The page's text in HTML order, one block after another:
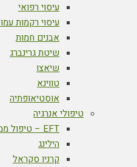
עיסוי רפואי
עיסוי רקמות עמוק
אבנים חמות
שיטת גרינברג
שיאצו
טווינא
אוסטיאופתיה
טיפולי אנרגיה
EFT – טיפול ממוקד רגשות
הילינג
קרניו סקראל